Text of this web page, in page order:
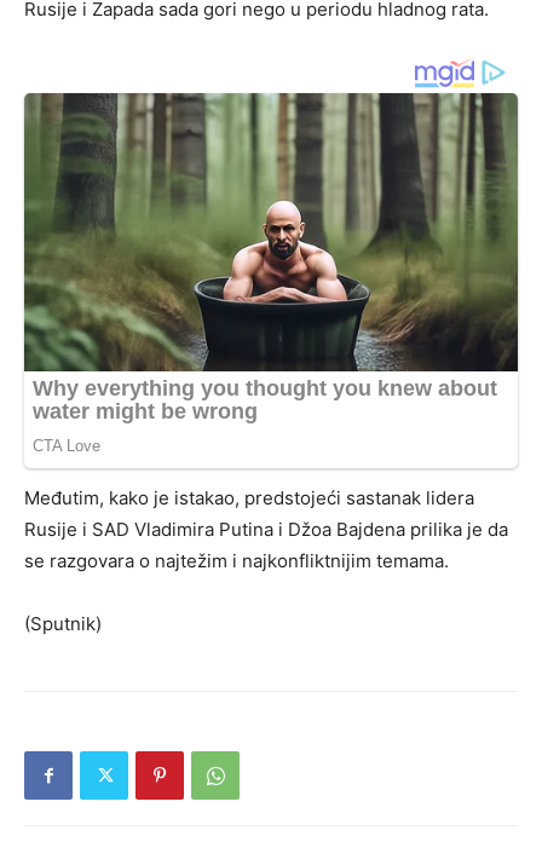
Rusije i Zapada sada gori nego u periodu hladnog rata.
Međutim, kako je istakao, predstojeći sastanak lidera
Rusije i SAD Vladimira Putina i Džoa Bajdena prilika je da
se razgovara o najtežim i najkonfliktnijim temama.
(Sputnik)